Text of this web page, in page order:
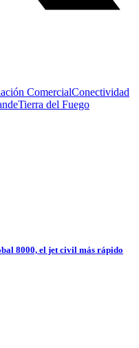
ComercialConectividad
Tierra del Fuego
8000, el jet civil más rápido